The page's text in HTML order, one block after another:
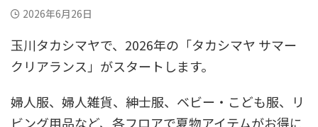
2026年6月26日
玉川タカシマヤで、2026年の「タカシマヤ サマー
クリアランス」がスタートします。
婦人服、婦人雑貨、紳士服、ベビー・こども服、リ
ビング用品など、各フロアで夏物アイテムがお得に